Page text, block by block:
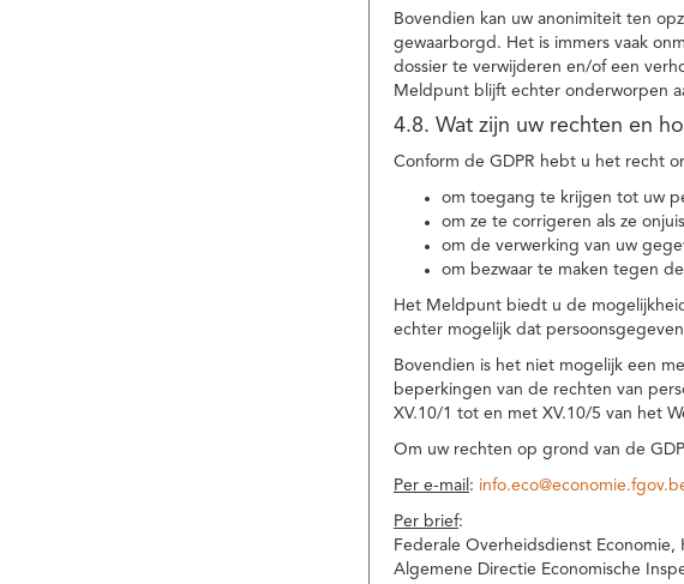
Bovendien kan uw anonimiteit ten
gewaarborgd. Het is immers vaak
dossier te verwijderen en/of een
Meldpunt blijft echter onderworpen
4.8. Wat zijn uw rechten en
Conform de GDPR hebt u het recht
om toegang te krijgen tot uw
om ze te corrigeren als ze
om de verwerking van uw
om bezwaar te maken tegen
Het Meldpunt biedt u de
echter mogelijk dat
Bovendien is het niet mogelijk een
beperkingen van de rechten van
XV.10/1 tot en met XV.10/5 van het
Om uw rechten op grond van de
Per e-mail :
Per brief:
Federale Overheidsdienst
Algemene Directie Economische